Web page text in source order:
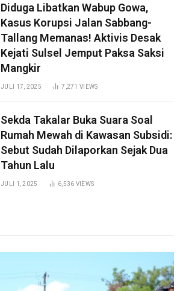
Diduga Libatkan Wabup Gowa,
Kasus Korupsi Jalan Sabbang-
Tallang Memanas! Aktivis Desak
Kejati Sulsel Jemput Paksa Saksi
Mangkir
JULI 17, 2025 7,271VIEWS
Sekda Takalar Buka Suara Soal
Rumah Mewah di Kawasan Subsidi:
Sebut Sudah Dilaporkan Sejak Dua
Tahun Lalu
JULI 1, 2025 6,536 VIEWS